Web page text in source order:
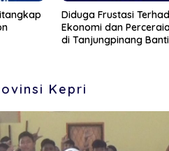
Ibu
Detik-Detik Polisi
Edarkan Sabu di
Kepri